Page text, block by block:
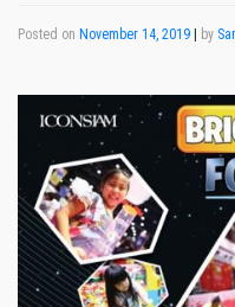
Posted on November 14, 2019 | by